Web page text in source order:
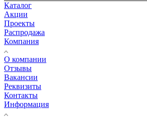
Каталог
Акции
Проекты
Распродажа
Компания
О компании
Отзывы
Вакансии
Реквизиты
Контакты
Информация